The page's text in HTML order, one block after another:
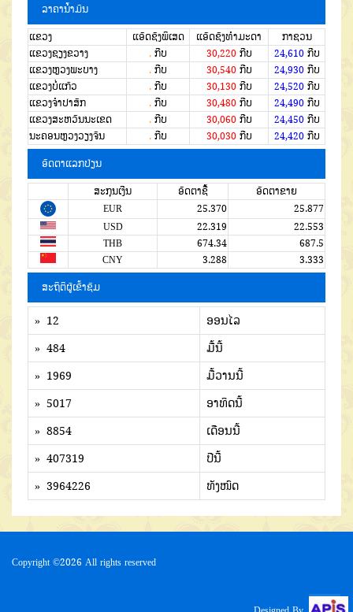
ລາຄານໍ້າມັນ
ແຂວງ ແອັດຊັງພິເສດ ແອັດຊັງທຳມະດາ
ກາຊວນ
ແຂວງຊຽງຂວາງ
. ກີບ 30,220ກີບ 24,610ກີບ
ແຂວງຫຼວງພະບາງ
. ກີບ 30,540ກີບ 24,930ກີບ
ແຂວງບໍ່ແກ້ວ
. ກີບ 30,130ກີບ 24,520ກີບ
ແຂວງຈໍາປາສັກ
. ກີບ 30,480ກີບ 24,490ກີບ
ແຂວງສະຫວັນນະເຂດ
. ກີບ 30,060ກີບ 24,450ກີບ
ນະຄອນຫຼວງວຽງຈັນ
. ກີບ 30,030ກີບ 24,420ກີບ
ອັດຕາແລກປ່ຽນ
ສະກຸນເງີນ ອັດຕາຊື້
ອັດຕາຂາຍ
EUR
25.370
25.877
USD
22.319
22.553
THB
674.34
687.5
CNY
3.288 3.333
ສະຖິຕິຜູ້ເຂົ້າຊົມ
» 12
ອອນໄລ
» 484
ມື້ນີ້
» 1969
ມື້ວານນີ້
» 5017
ອາທິດນີ້
» 8854
ເດືອນນີ້
» 407319
ປີນີ້
» 3964226
ທັງໜົດ
Copyright ©2026 All rights reserved